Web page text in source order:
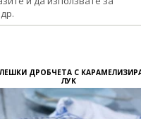
ДРОБЧЕТА С
ЛУК